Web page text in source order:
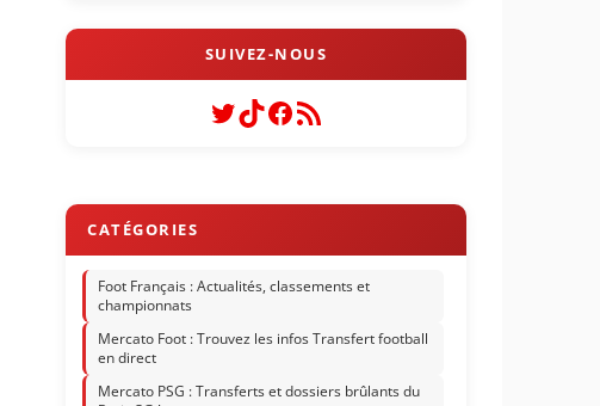
Twitter
TikTok
Facebook
Flux RSS
Foot Français : Actualités, classements et
championnats
Mercato Foot : Trouvez les infos Transfert football
en direct
Mercato PSG : Transferts et dossiers brûlants du